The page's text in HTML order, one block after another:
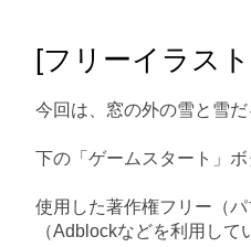
[フリーイラス
今回は、窓の外の雪と雪
下の「ゲームスタート」
使用した著作権フリー（
（Adblockなどを利用して